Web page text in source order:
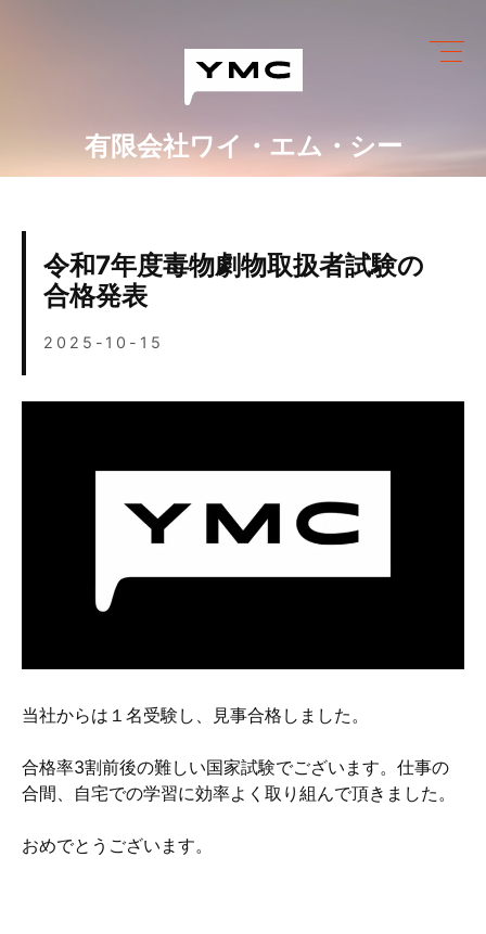
有限会社ワイ・エム・シー
ワイ・エム・シーにできること
会社情報
お問い合わせ
硬質クロムめっきとは？
無電解ニッケルめっきとは？
令和7年度毒物劇物取扱者試験の
合格発表
2025-10-15
当社からは１名受験し、見事合格しました。
合格率3割前後の難しい国家試験でございます。仕事の
合間、自宅での学習に効率よく取り組んで頂きました。
おめでとうございます。